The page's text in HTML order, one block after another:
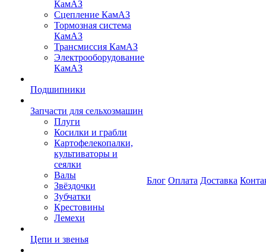
КамАЗ
Сцепление КамАЗ
Тормозная система
КамАЗ
Трансмиссия КамАЗ
Электрооборудование
КамАЗ
Подшипники
Запчасти для сельхозмашин
Плуги
Косилки и грабли
Картофелекопалки,
культиваторы и
сеялки
Валы
Звёздочки
Зубчатки
Крестовины
Лемехи
Цепи и звенья
Блог Оплата Доставка